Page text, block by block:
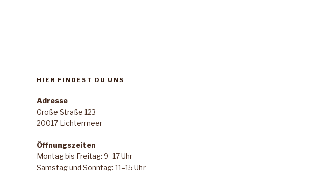
HIER FINDEST DU UNS
Adresse
Große Straße 123
20017 Lichtermeer
Öffnungszeiten
Montag bis Freitag: 9–17 Uhr
Samstag und Sonntag: 11–15 Uhr